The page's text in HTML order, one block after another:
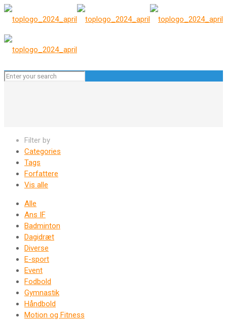
Filter by
Categories
Tags
Forfattere
Vis alle
Alle
Ans IF
Badminton
Dagidræt
Diverse
E-sport
Event
Fodbold
Gymnastik
Håndbold
Motion og Fitness